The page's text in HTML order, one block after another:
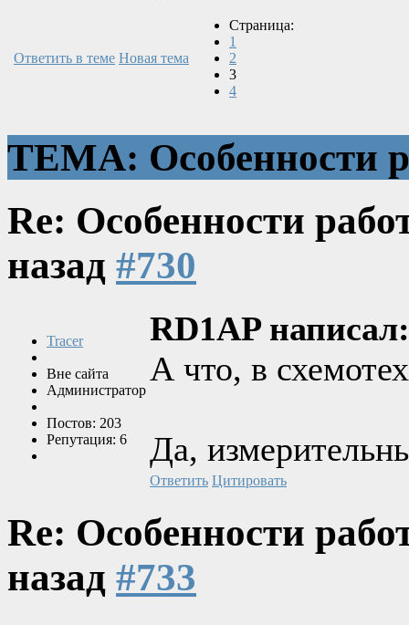
Ответить в теме Новая тема
Страница:
1
2
3
4
ТЕМА: Особенности
Re: Особенности
назад #730
Tracer
Вне сайта
Администратор
Постов: 203
Репутация: 6
RD1AP написал:
А что, в
Да,
Ответить Цитировать
Re: Особенности
назад #733